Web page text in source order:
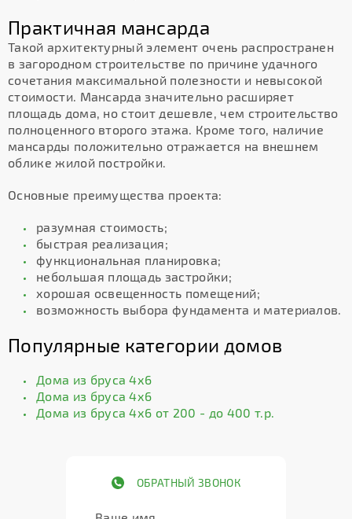
Практичная мансарда
Такой архитектурный элемент очень распространен
в загородном строительстве по причине удачного
сочетания максимальной полезности и невысокой
стоимости. Мансарда значительно расширяет
площадь дома, но стоит дешевле, чем строительство
полноценного второго этажа. Кроме того, наличие
мансарды положительно отражается на внешнем
облике жилой постройки.
Основные преимущества проекта:
разумная стоимость;
быстрая реализация;
функциональная планировка;
небольшая площадь застройки;
хорошая освещенность помещений;
возможность выбора фундамента и материалов.
Популярные категории домов
Дома из бруса 4х6
Дома из бруса 4х6
Дома из бруса 4х6 от 200 - до 400 т.р.
ОБРАТНЫЙ ЗВОНОК